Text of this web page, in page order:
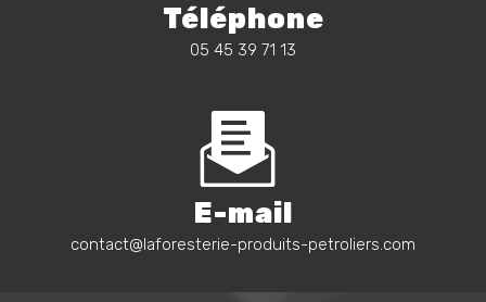
Téléphone
05 45 39 71 13
E-mail
contact@laforesterie-produits-petroliers.com